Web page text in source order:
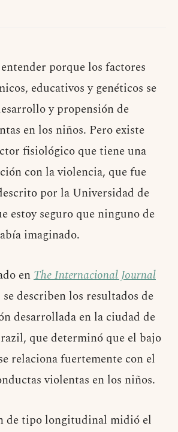
porque los factores
educativos y genéticos se
y propensión de
en los niños. Pero existe
fisiológico que tiene una
con la violencia, que fue
por la Universidad de
estoy seguro que ninguno de
imaginado.
enThe Internacional Journal
se describen los resultados de
desarrollada en la ciudad de
que determinó que el bajo
relaciona fuertemente con el
violentas en los niños.
de tipo longitudinal midió el